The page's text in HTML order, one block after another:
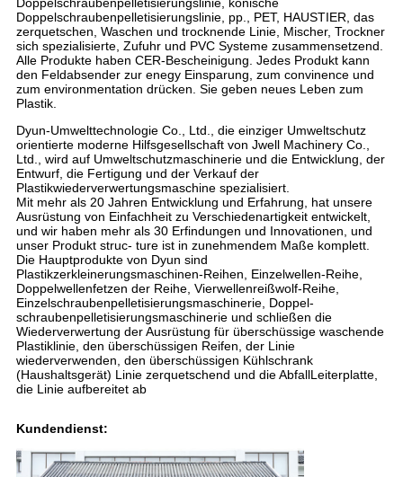
Doppelschraubenpelletisierungslinie, konische
Doppelschraubenpelletisierungslinie, pp., PET, HAUSTIER, das
zerquetschen, Waschen und trocknende Linie, Mischer, Trockner
sich spezialisierte, Zufuhr und PVC Systeme zusammensetzend.
Alle Produkte haben CER-Bescheinigung. Jedes Produkt kann
den Feldabsender zur enegy Einsparung, zum convinence und
zum environmentation drücken. Sie geben neues Leben zum
Plastik.
Dyun-Umwelttechnologie Co., Ltd., die einziger Umweltschutz
orientierte moderne Hilfsgesellschaft von Jwell Machinery Co.,
Ltd., wird auf Umweltschutzmaschinerie und die Entwicklung, der
Entwurf, die Fertigung und der Verkauf der
Plastikwiederverwertungsmaschine spezialisiert.
Mit mehr als 20 Jahren Entwicklung und Erfahrung, hat unsere
Ausrüstung von Einfachheit zu Verschiedenartigkeit entwickelt,
und wir haben mehr als 30 Erfindungen und Innovationen, und
unser Produkt struc- ture ist in zunehmendem Maße komplett.
Die Hauptprodukte von Dyun sind
Plastikzerkleinerungsmaschinen-Reihen, Einzelwellen-Reihe,
Doppelwellenfetzen der Reihe, Vierwellenreißwolf-Reihe,
Einzelschraubenpelletisierungsmaschinerie, Doppel-
schraubenpelletisierungsmaschinerie und schließen die
Wiederverwertung der Ausrüstung für überschüssige waschende
Plastiklinie, den überschüssigen Reifen, der Linie
wiederverwenden, den überschüssigen Kühlschrank
(Haushaltsgerät) Linie zerquetschend und die AbfallLeiterplatte,
die Linie aufbereitet ab
Kundendienst: